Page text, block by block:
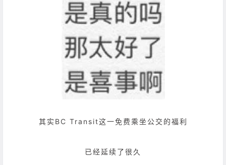
其实BC Transit这一免费乘坐公交的福利
已经延续了很久